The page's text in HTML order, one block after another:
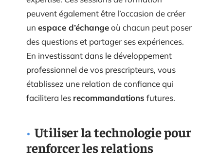
expertise. Ces sessions de formation
peuvent également être l’occasion de créer
un
espace d’échange où chacun peut poser
des questions et partager ses expériences.
En investissant dans le développement
professionnel de vos prescripteurs, vous
établissez une relation de confiance qui
facilitera les
recommandations futures.
Utiliser la technologie pour
renforcer les relations